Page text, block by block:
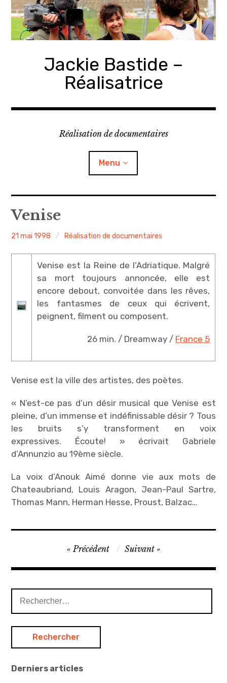
Accéder
contenu
Jackie Bastide –
Réalisatrice
Réalisation de documentaires
Menu
Biographie
Me contacter
Venise
admin
21 mai 1998 Réalisation de documentaires
Venise est la Reine de l’Adriatique. Malgré
sa mort toujours annoncée, elle est
encore debout, convoitée dans les rêves,
les fantasmes de ceux qui écrivent,
peignent, filment ou composent.
26 min. / Dreamway / France 5
Venise est la ville des artistes, des poètes.
« N’est-ce pas d’un désir musical que Venise est
pleine, d’un immense et indéfinissable désir ? Tous
les bruits s’y transforment en voix
expressives. Écoute! » écrivait Gabriele
d’Annunzio au 19ème siècle.
La voix d’Anouk Aimé donne vie aux mots de
Chateaubriand, Louis Aragon, Jean-Paul Sartre,
Thomas Mann, Herman Hesse, Proust, Balzac…
Navigation
de
Précédent Suivant
Derniers articles